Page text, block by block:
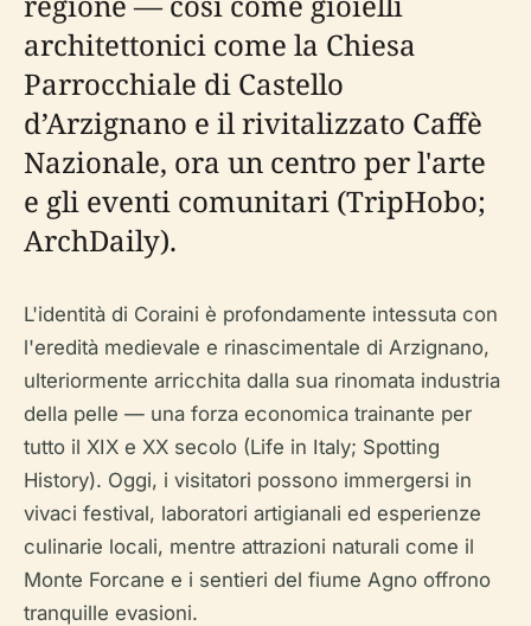
architettonici come la Chiesa
Parrocchiale di Castello
d’Arzignano e il rivitalizzato Caffè
Nazionale, ora un centro per l'arte
e gli eventi comunitari (TripHobo;
ArchDaily).
L'identità di Coraini è profondamente intessuta con
l'eredità medievale e rinascimentale di Arzignano,
ulteriormente arricchita dalla sua rinomata industria
della pelle — una forza economica trainante per
tutto il XIX e XX secolo (Life in Italy; Spotting
History). Oggi, i visitatori possono immergersi in
vivaci festival, laboratori artigianali ed esperienze
culinarie locali, mentre attrazioni naturali come il
Monte Forcane e i sentieri del fiume Agno offrono
tranquille evasioni.